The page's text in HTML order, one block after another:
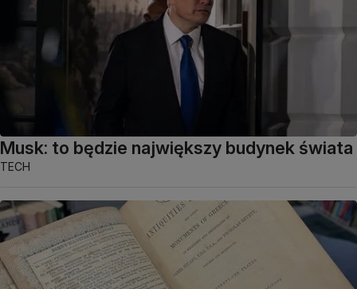
Musk: to będzie największy budynek świata
TECH